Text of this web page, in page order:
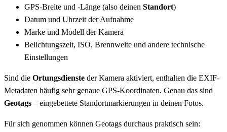
GPS-Breite und -Länge (also deinen Standort)
Datum und Uhrzeit der Aufnahme
Marke und Modell der Kamera
Belichtungszeit, ISO, Brennweite und andere technische
Einstellungen
Sind die Ortungsdienste der Kamera aktiviert, enthalten die EXIF-
Metadaten häufig sehr genaue GPS-Koordinaten. Genau das sind
Geotags – eingebettete Standortmarkierungen in deinen Fotos.
Für sich genommen können Geotags durchaus praktisch sein: